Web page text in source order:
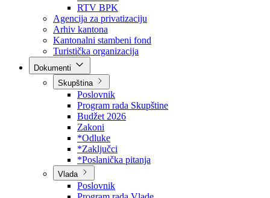
Direkcija za šumarstvo
Javna preduzeća
BPK šume
RTV BPK
Agencija za privatizaciju
Arhiv kantona
Kantonalni stambeni fond
Turistička organizacija
Skupština
Poslovnik
Program rada Skupštine
Budžet 2026
Zakoni
*Odluke
*Zaključci
*Poslanička pitanja